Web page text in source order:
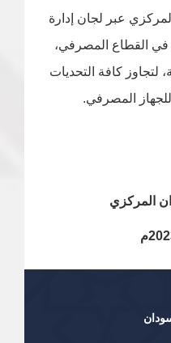
عبر لجان إدارة
في القطاع المصرفي،
لتجاوز كافة التحديات
المصرفي.
المركزي